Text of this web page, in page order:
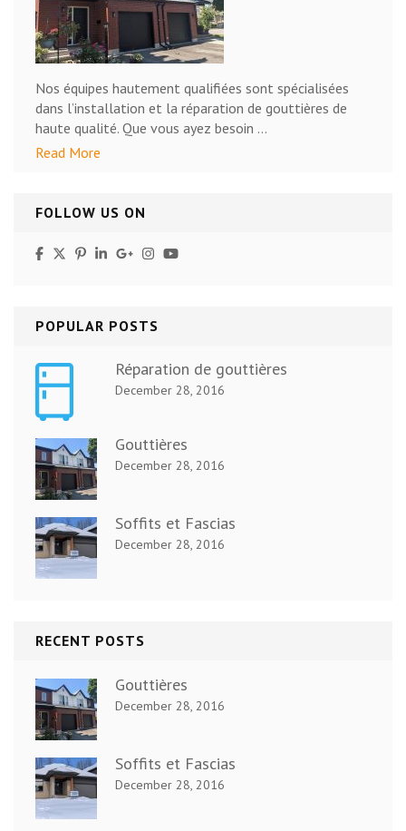
Nos équipes hautement qualifiées sont spécialisées
dans l’installation et la réparation de gouttières de
haute qualité. Que vous ayez besoin …
Read More
FOLLOW US ON
POPULAR POSTS
Réparation de gouttières
December 28, 2016
Gouttières
December 28, 2016
Soffits et Fascias
December 28, 2016
RECENT POSTS
Gouttières
December 28, 2016
Soffits et Fascias
December 28, 2016